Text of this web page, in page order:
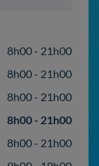
8h00 - 21h00
8h00 - 21h00
8h00 - 21h00
8h00 - 21h00
8h00 - 21h00